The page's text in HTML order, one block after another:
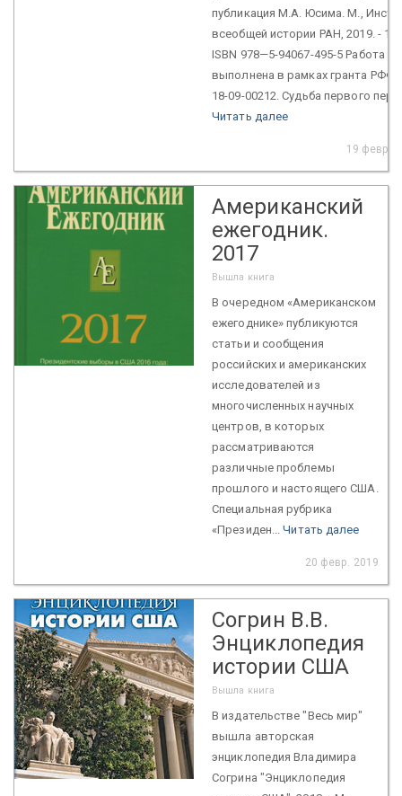
публикация М.А. Юсима. М.,
всеобщей истории РАН, 2019. -
ISBN 978—5-94067-495-5 Работа
выполнена в рамках гранта
18-09-00212. Судьба первого
Читать далее
19 февр.
Американский
ежегодник.
2017
Вышла книга
В очередном «Американском
ежегоднике» публикуются
статьи и сообщения
российских и американских
исследователей из
многочисленных научных
центров, в которых
рассматриваются
различные проблемы
прошлого и настоящего США.
Специальная рубрика
«Президен...Читать далее
20 февр. 2019
Согрин В.В.
Энциклопедия
истории США
Вышла книга
В издательстве "Весь мир"
вышла авторская
энциклопедия Владимира
Согрина "Энциклопедия